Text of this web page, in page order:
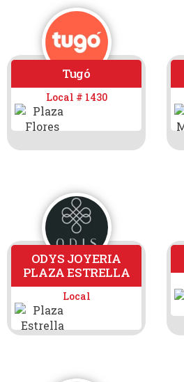
Tugó
Local # 1430
ODYS JOYERIA
PLAZA ESTRELLA
Local